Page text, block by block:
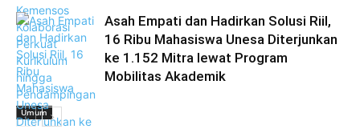
Umum
Asah Empati dan Hadirkan Solusi Riil,
16 Ribu Mahasiswa Unesa Diterjunkan
ke 1.152 Mitra lewat Program
Mobilitas Akademik